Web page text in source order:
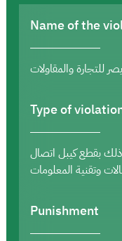
Name of the
للتجارة والمقاولات
Type of
بقطع كيبل اتصال
وتقنية المعلومات
Punishment